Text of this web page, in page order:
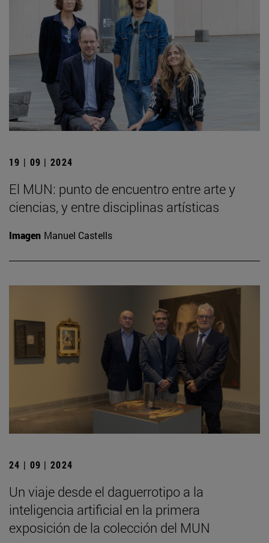
19 | 09 | 2024
El MUN: punto de encuentro entre arte y
ciencias, y entre disciplinas artísticas
Imagen Manuel Castells
24 | 09 | 2024
Un viaje desde el daguerrotipo a la
inteligencia artificial en la primera
exposición de la colección del MUN